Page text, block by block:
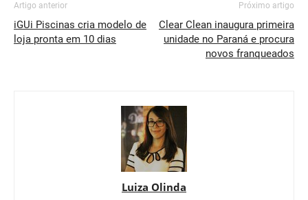
Artigo anterior
iGUi Piscinas cria modelo de
loja pronta em 10 dias
Próximo artigo
Clear Clean inaugura primeira
unidade no Paraná e procura
novos franqueados
Luiza Olinda